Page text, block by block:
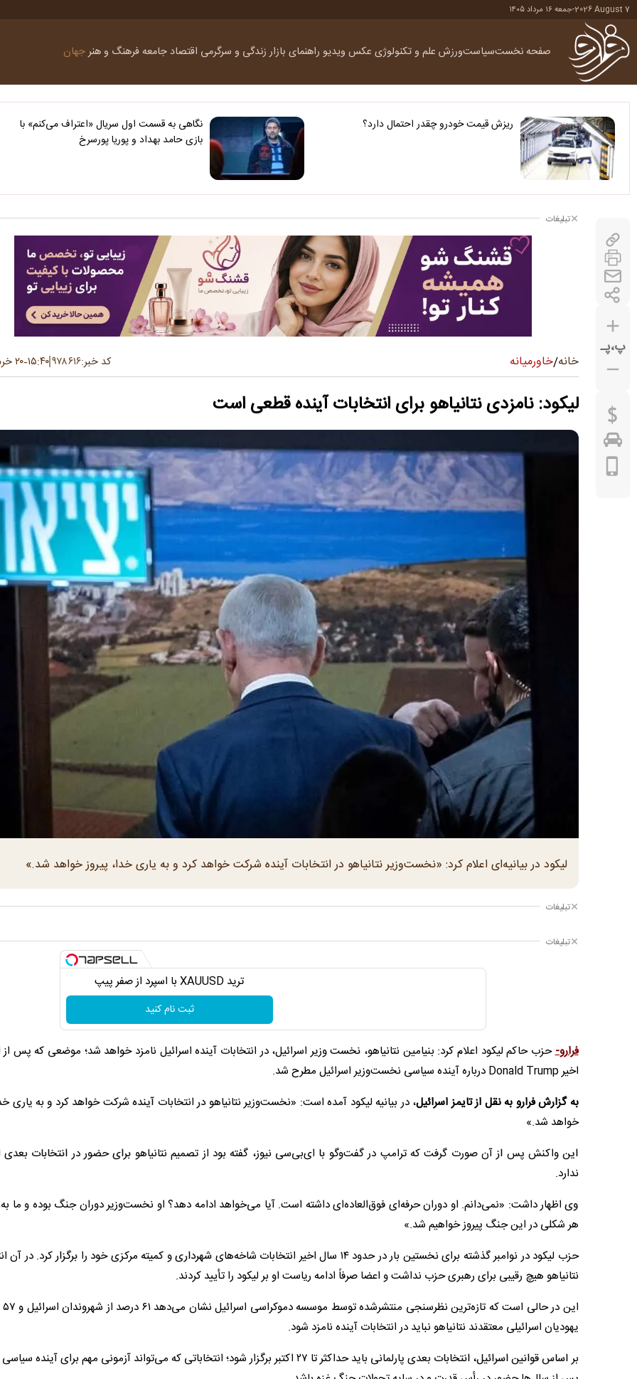
2026 August 7
-جمعه ۱۶ مرداد ۱۴۰۵
صفحه نخستسیاستورزش علم و تکنولوژی عکس ویدیو راهنمای بازارزندگی و سرگرمی اقتصاد جامعهفرهنگ و هنرجهان
ریزش قیمت خودرو چقدر احتمال دارد؟
نگاهی به قسمت اول سریال «اعتراف می‌کنم» با
بازی حامد بهداد و پوریا پورسرخ
پ،پـ
تبلیغات
خانه/خاورمیانه کد خبر:۹۷۸۶۱۶۱۵:۴۰-۲۰ خرداد ۱۴۰۵
لیکود: نامزدی نتانیاهو برای انتخابات آینده قطعی است
لیکود در بیانیه‌ای اعلام کرد: «نخست‌وزیر نتانیاهو در انتخابات آینده شرکت خواهد کرد و به یاری خدا، پیروز خواهد شد.»
تبلیغات
تبلیغات
ترید XAUUSD با اسپرد از صفر پیپ
ثبت نام کنید
فرارو-حزب حاکم لیکود اعلام کرد: بنیامین نتانیاهو، نخست وزیر اسرائیل، در انتخابات آینده اسرائیل نامزد خواهد شد؛ موضعی که پس از
اخیر Donald Trump درباره آینده سیاسی نخست‌وزیر اسرائیل مطرح شد.
به گزارش فرارو به نقل از تایمز اسرائیل، در بیانیه لیکود آمده است: «نخست‌وزیر نتانیاهو در انتخابات آینده شرکت خواهد کرد و به یاری
خواهد شد.»
این واکنش پس از آن صورت گرفت که ترامپ در گفت‌وگو با ای‌بی‌سی نیوز، گفته بود از تصمیم نتانیاهو برای حضور در انتخابات بعدی
ندارد.
وی اظهار داشت: «نمی‌دانم. او دوران حرفه‌ای فوق‌العاده‌ای داشته است. آیا می‌خواهد ادامه دهد؟ او نخست‌وزیر دوران جنگ بوده و ما
هر شکلی در این جنگ پیروز خواهیم شد.»
حزب لیکود در نوامبر گذشته برای نخستین بار در حدود ۱۴ سال اخیر انتخابات شاخه‌های شهرداری و کمیته مرکزی خود را برگزار کرد. در
نتانیاهو هیچ رقیبی برای رهبری حزب نداشت و اعضا صرفاً ادامه ریاست او بر لیکود را تأیید کردند.
یهودیان اسرائیلی معتقدند نتانیاهو نباید در انتخابات آینده نامزد شود.
بر اساس قوانین اسرائیل، انتخابات بعدی پارلمانی باید حداکثر تا ۲۷ اکتبر برگزار شود؛ انتخاباتی که می‌تواند آزمونی مهم برای